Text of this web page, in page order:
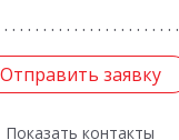
Отправить заявку
Показать контакты
Отправить заявку
Назад